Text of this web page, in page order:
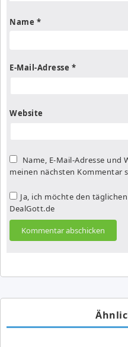
Name *
E-Mail-Adresse *
Website
Name, E-Mail-Adresse und
meinen nächsten Kommentar
Ja, ich möchte den
DealGott.de